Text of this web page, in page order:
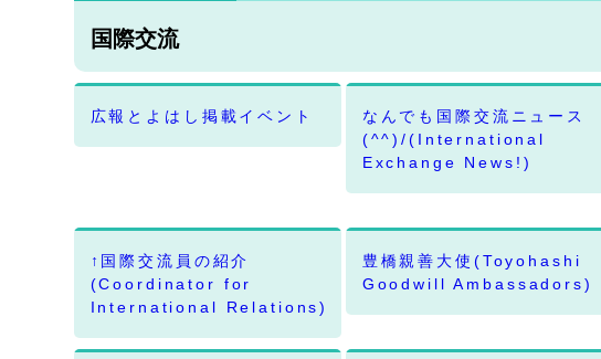
国際交流
広報とよはし掲載イベント
なんでも国際交流ニュース
(^^)/(International
Exchange News!)
↑国際交流員の紹介
(Coordinator for
International Relations)
豊橋親善大使(Toyohashi
Goodwill Ambassadors)